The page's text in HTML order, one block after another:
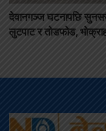
देवानगञ्ज घटनापछि
लुटपाट र तोडफोड,